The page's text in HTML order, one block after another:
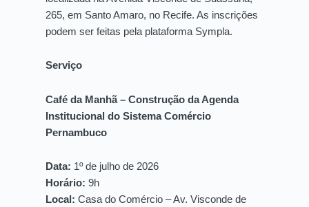
265, em Santo Amaro, no Recife. As inscrições
podem ser feitas pela plataforma Sympla.
Serviço
Café da Manhã – Construção da Agenda
Institucional do Sistema Comércio
Pernambuco
Data: 1º de julho de 2026
Horário: 9h
Local: Casa do Comércio – Av. Visconde de